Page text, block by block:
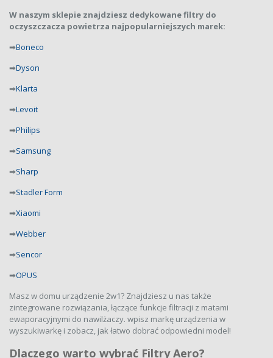
W naszym sklepie znajdziesz dedykowane filtry do
oczyszczacza powietrza najpopularniejszych marek:
➡Boneco
➡Dyson
➡Klarta
➡Levoit
➡Philips
➡Samsung
➡Sharp
➡Stadler Form
➡Xiaomi
➡Webber
➡Sencor
➡OPUS
Masz w domu urządzenie 2w1? Znajdziesz u nas także
zintegrowane rozwiązania, łączące funkcje filtracji z matami
ewaporacyjnymi do nawilżaczy. wpisz markę urządzenia w
wyszukiwarkę i zobacz, jak łatwo dobrać odpowiedni model!
Dlaczego warto wybrać Filtry Aero?